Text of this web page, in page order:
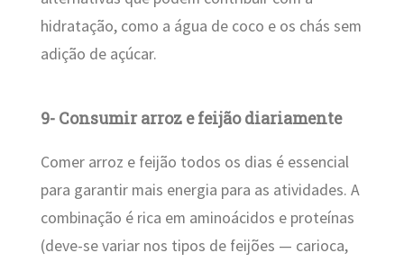
hidratação, como a água de coco e os chás sem
adição de açúcar.
9- Consumir arroz e feijão diariamente
Comer arroz e feijão todos os dias é essencial
para garantir mais energia para as atividades. A
combinação é rica em aminoácidos e proteínas
(deve-se variar nos tipos de feijões — carioca,